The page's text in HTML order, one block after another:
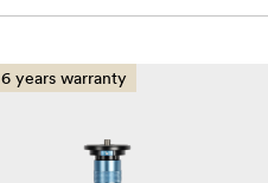
6 years warranty